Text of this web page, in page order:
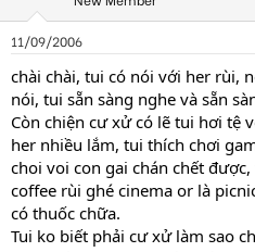
11/09/2006
chài chài, tui có nói với her rùi,
nói, tui sẵn sàng nghe và sẵn
Còn chiện cư xử có lẽ tui hơi tệ
her nhiều lắm, tui thích chơi
choi voi con gai chán chết
coffee rùi ghé cinema or là
có thuốc chữa.
Tui ko biết phải cư xử làm sao